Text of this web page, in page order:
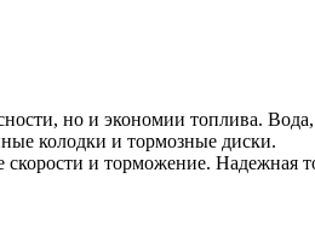
но и экономии топлива.
колодки и тормозные диски.
и торможение. Надежная